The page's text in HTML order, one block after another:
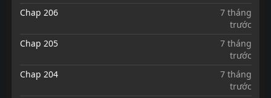
Chap 206
7 tháng
trước
Chap 205
7 tháng
trước
Chap 204
7 tháng
trước